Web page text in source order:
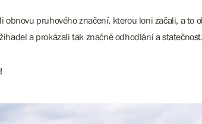
obnovu pruhového značení, kterou loni začali, a to
a prokázali tak značné odhodlání a